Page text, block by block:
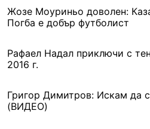
Жозе Моуриньо доволен:
Погба е добър футболист
Рафаел Надал приключи с
2016 г.
Григор Димитров: Искам да
(ВИДЕО)